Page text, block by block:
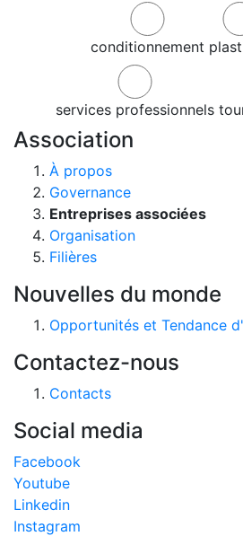
conditionnement
services professionnels
Association
À propos
Governance
Entreprises associées
Organisation
Filières
Nouvelles du monde
Opportunités et Tendance
Contactez-nous
Contacts
Social media
Facebook
Youtube
Linkedin
Instagram